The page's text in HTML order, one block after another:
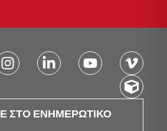
ΣΤΟ ΕΝΗΜΕΡΩΤΙΚΌ